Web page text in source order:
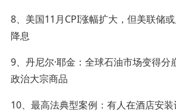
8、美国11月CPI涨幅扩大，但美联储
降息
9、丹尼尔·耶金：全球石油市场变得分
政治大宗商品
10、最高法典型案例：有人在酒店安